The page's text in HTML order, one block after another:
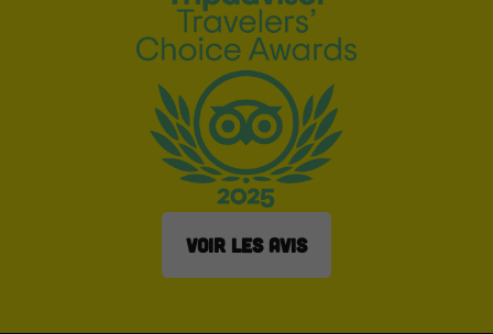
VOIR LES AVIS